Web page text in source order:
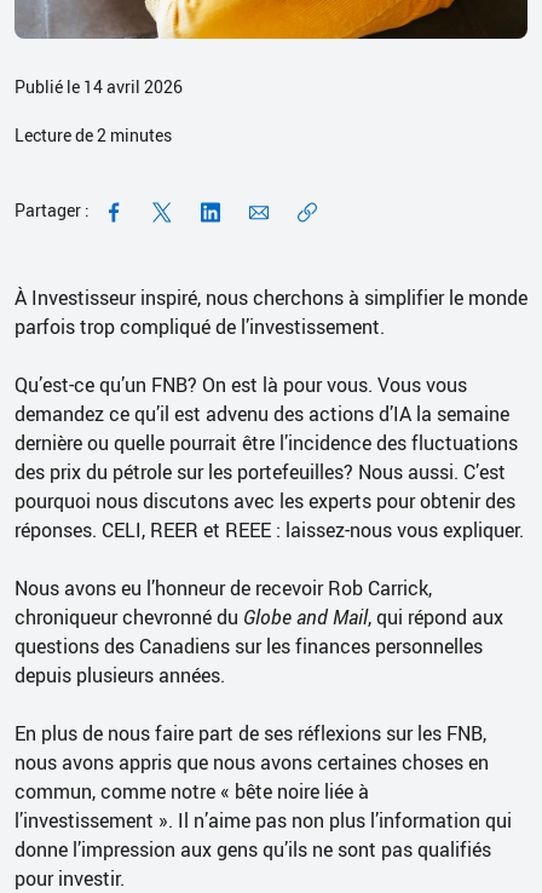
Publié le 14 avril 2026
Lecture de2 minutes
Partager :
À Investisseur inspiré, nous cherchons à simplifier le monde
parfois trop compliqué de l’investissement.
Qu’est-ce qu’un FNB? On est là pour vous. Vous vous
demandez ce qu’il est advenu des actions d’IA la semaine
dernière ou quelle pourrait être l’incidence des fluctuations
des prix du pétrole sur les portefeuilles? Nous aussi. C’est
pourquoi nous discutons avec les experts pour obtenir des
réponses. CELI, REER et REEE : laissez-nous vous expliquer.
Nous avons eu l’honneur de recevoir Rob Carrick,
chroniqueur chevronné du Globe and Mail, qui répond aux
questions des Canadiens sur les finances personnelles
depuis plusieurs années.
En plus de nous faire part de ses réflexions sur les FNB,
nous avons appris que nous avons certaines choses en
commun, comme notre « bête noire liée à
l’investissement ». Il n’aime pas non plus l’information qui
donne l’impression aux gens qu’ils ne sont pas qualifiés
pour investir.